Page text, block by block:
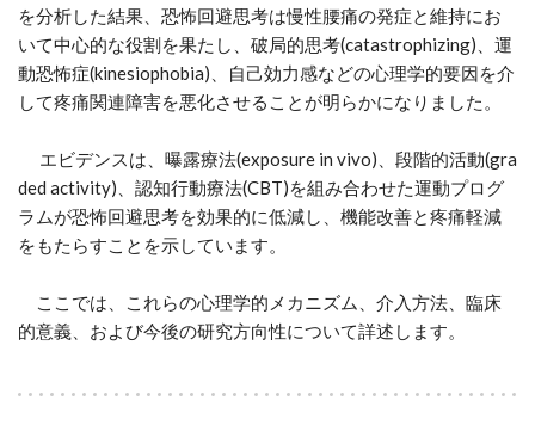
を分析した結果、恐怖回避思考は慢性腰痛の発症と維持にお
いて中心的な役割を果たし、破局的思考(catastrophizing)、運
動恐怖症(kinesiophobia)、自己効力感などの心理学的要因を介
して疼痛関連障害を悪化させることが明らかになりました。
エビデンスは、曝露療法(exposure in vivo)、段階的活動(gra
ded activity)、認知行動療法(CBT)を組み合わせた運動プログ
ラムが恐怖回避思考を効果的に低減し、機能改善と疼痛軽減
をもたらすことを示しています。
ここでは、これらの心理学的メカニズム、介入方法、臨床
的意義、および今後の研究方向性について詳述します。